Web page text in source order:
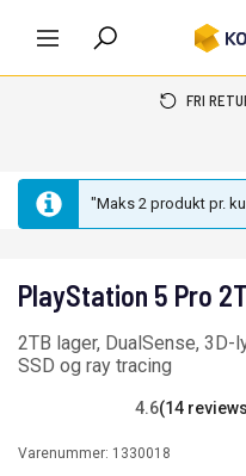
FRI
"Maks 2 produkt pr.
PlayStation 5 Pro
2TB lager, DualSense,
SSD og ray tracing
4.6(14
Varenummer: 1330018